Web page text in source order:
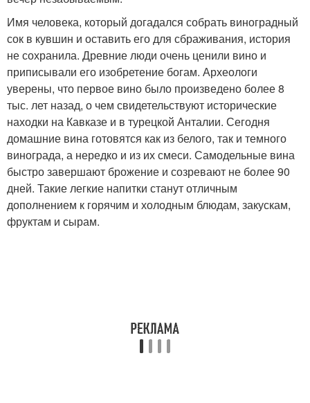
Имя человека, который догадался собрать виноградный
сок в кувшин и оставить его для сбраживания, история
не сохранила. Древние люди очень ценили вино и
приписывали его изобретение богам. Археологи
уверены, что первое вино было произведено более 8
тыс. лет назад, о чем свидетельствуют исторические
находки на Кавказе и в турецкой Анталии. Сегодня
домашние вина готовятся как из белого, так и темного
винограда, а нередко и из их смеси. Самодельные вина
быстро завершают брожение и созревают не более 90
дней. Такие легкие напитки станут отличным
дополнением к горячим и холодным блюдам, закускам,
фруктам и сырам.